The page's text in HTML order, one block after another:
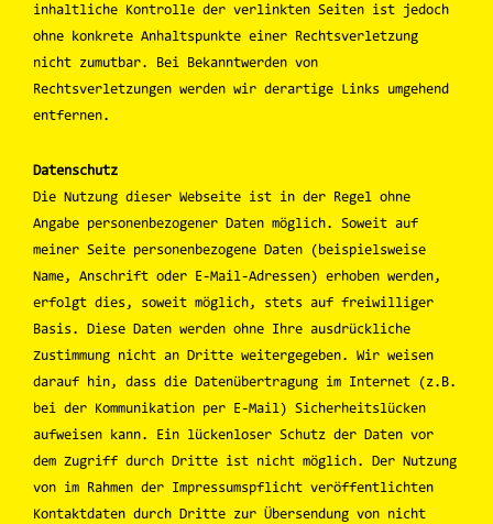
inhaltliche Kontrolle der verlinkten Seiten ist jedoch
ohne konkrete Anhaltspunkte einer Rechtsverletzung
nicht zumutbar. Bei Bekanntwerden von
Rechtsverletzungen werden wir derartige Links umgehend
entfernen.
Datenschutz
Die Nutzung dieser Webseite ist in der Regel ohne
Angabe personenbezogener Daten möglich. Soweit auf
meiner Seite personenbezogene Daten (beispielsweise
Name, Anschrift oder E-Mail-Adressen) erhoben werden,
erfolgt dies, soweit möglich, stets auf freiwilliger
Basis. Diese Daten werden ohne Ihre ausdrückliche
Zustimmung nicht an Dritte weitergegeben. Wir weisen
darauf hin, dass die Datenübertragung im Internet (z.B.
bei der Kommunikation per E-Mail) Sicherheitslücken
aufweisen kann. Ein lückenloser Schutz der Daten vor
dem Zugriff durch Dritte ist nicht möglich. Der Nutzung
von im Rahmen der Impressumspflicht veröffentlichten
Kontaktdaten durch Dritte zur Übersendung von nicht